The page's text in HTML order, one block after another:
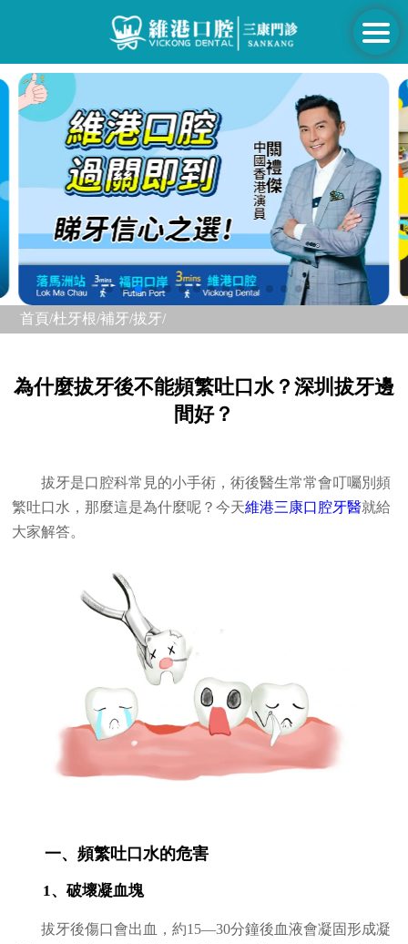
首頁/杜牙根/補牙/拔牙/
為什麼拔牙後不能頻繁吐口水？深圳拔牙邊
間好？
拔牙是口腔科常見的小手術，術後醫生常常會叮囑別頻
繁吐口水，那麼這是為什麼呢？今天維港三康口腔牙醫就給
大家解答。
一、頻繁吐口水的危害
1、破壞凝血塊
拔牙後傷口會出血，約15—30分鐘後血液會凝固形成凝